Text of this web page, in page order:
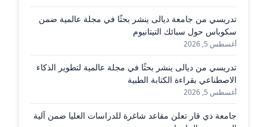
تدريسي من جامعة ديالى ينشر بحثًا في مجلة عالمية ضمن
سكوباس حول سبائك التيتانيوم
أغسطس 5, 2026
تدريسي من ديالى ينشر بحثًا في مجلة عالمية لتطوير الذكاء
الاصطناعي بقراءة الكتابة الطبية
أغسطس 5, 2026
جامعة ذي قار تعلن مقاعد شاغرة للدراسات العليا ضمن آلية